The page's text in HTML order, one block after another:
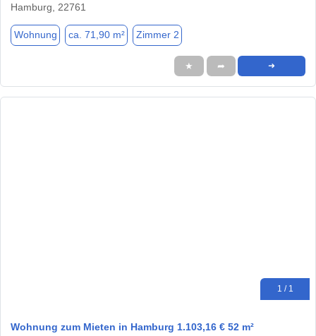
Hamburg, 22761
Wohnung ca. 71,90 m² Zimmer 2
★ ➦ ➜
1 / 1
Wohnung zum Mieten in Hamburg 1.103,16 € 52 m²